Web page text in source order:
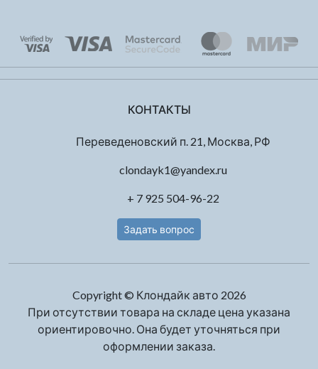
КОНТАКТЫ
Переведеновский п. 21, Москва, РФ
clondayk1@yandex.ru
+ 7 925 504-96-22
Задать вопрос
Copyright © Клондайк авто 2026
При отсутствии товара на складе цена указана
ориентировочно. Она будет уточняться при
оформлении заказа.